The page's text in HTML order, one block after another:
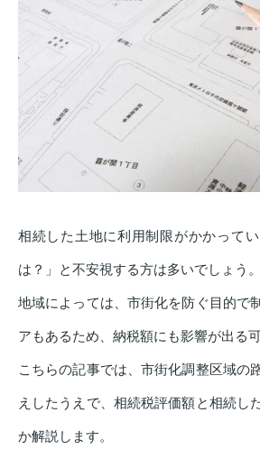
相続した土地に利用制限がかかって
は？」と不安視する方は多いでしょう。
地域によっては、市街化を防ぐ目的で
アもあるため、納税額にも影響が出る
こちらの記事では、市街化調整区域の
えしたうえで、相続税評価額と相続し
か解説します。